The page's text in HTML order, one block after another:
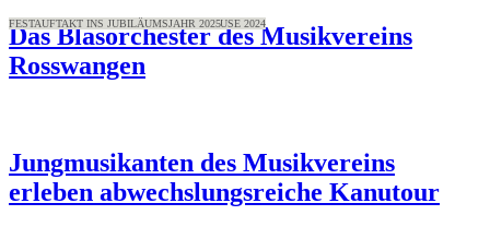
DAS GROSSE BLASORCHESTER
FRÜHJAHRSKONZERT 2026
100 JAHRE MUSIKVEREIN ROSSWANGEN
FESTZELT - JUBILÄUMSFEST 2025
JUGENDKONZERT 2025
AUSFLUGSWOCHENENDE 2025
FESTUMZUG - JUBILÄUMSFEST 2025
BAYRISCHER TAG
JUGENDKAPELLE IM JUBILÄUMSJAHR
100 JAHRE MUSIKVEREIN ROSSWANGEN
ABSCHLUSSHOCK 2025
WERTUNGSSPIEL 2024
ABSCHLUSSHOCK VOR DER SOMMERPAUSE 2024
VEREINSAUFLUG 2023
JUGENDAUSFLUG 2024
FRÜHJAHRSKONZERT 2025
FRÜHJAHRSKONZERT 2024
BAYRISCHER TAG 2024
JUBILÄUMSKONZERT 2025
FESTAUFTAKT INS JUBILÄUMSJAHR 2025
Das Blasorchester des Musikvereins
Rosswangen
Jungmusikanten des Musikvereins
erleben abwechslungsreiche Kanutour